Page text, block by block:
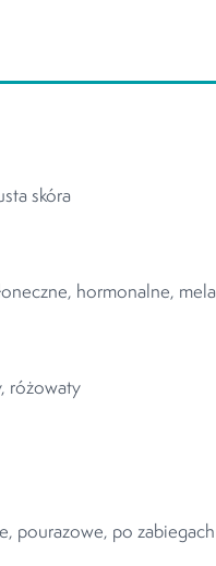
skóra
hormonalne,
różowaty
pourazowe, po